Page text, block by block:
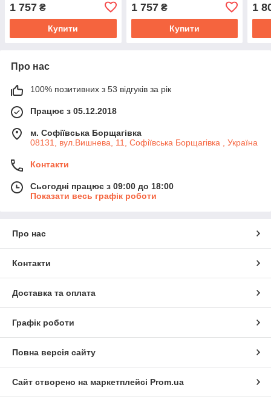
1 757 ₴
Купити
1 757₴
Купити
1
Про нас
100% позитивних з 53 відгуків за рік
Працює з 05.12.2018
м. Софіївська Борщагівка
08131, вул.Вишнева, 11, Софіївська Борщагівка , Україна
Контакти
Сьогодні працює з 09:00 до 18:00
Показати весь графік роботи
Про нас
Контакти
Доставка та оплата
Графік роботи
Повна версія сайту
Сайт створено на маркетплейсі Prom.ua